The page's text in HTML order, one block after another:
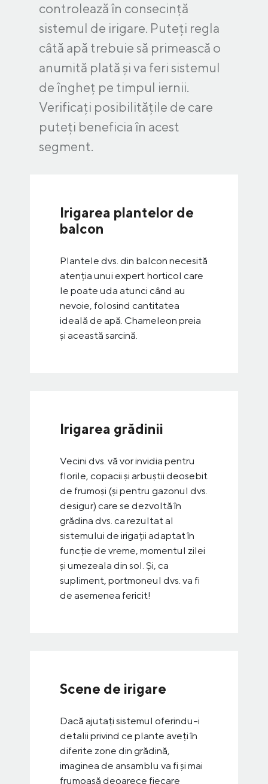
controlează în consecință
sistemul de irigare. Puteți regla
câtă apă trebuie să primească o
anumită plată și va feri sistemul
de îngheț pe timpul iernii.
Verificați posibilitățile de care
puteți beneficia în acest
segment.
Irigarea plantelor de
balcon
Plantele dvs. din balcon necesită
atenția unui expert horticol care
le poate uda atunci când au
nevoie, folosind cantitatea
ideală de apă. Chameleon preia
și această sarcină.
Irigarea grădinii
Vecini dvs. vă vor invidia pentru
florile, copacii și arbuștii deosebit
de frumoși (și pentru gazonul dvs.
desigur) care se dezvoltă în
grădina dvs. ca rezultat al
sistemului de irigații adaptat în
funcție de vreme, momentul zilei
și umezeala din sol. Și, ca
supliment, portmoneul dvs. va fi
de asemenea fericit!
Scene de irigare
Dacă ajutați sistemul oferindu-i
detalii privind ce plante aveți în
diferite zone din grădină,
imaginea de ansamblu va fi și mai
frumoasă deoarece fiecare